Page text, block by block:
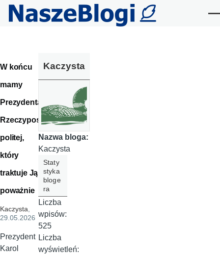
Przejdź do treści
W końcu
mamy
Prezydenta
Rzeczypos
politej,
który
traktuje Ją
poważnie
Kaczysta,
29.05.2026
Prezydent
Karol
Kaczysta
Nazwa bloga:
Kaczysta
Staty
styka
bloge
ra
Liczba
wpisów:
525
Liczba
wyświetleń: